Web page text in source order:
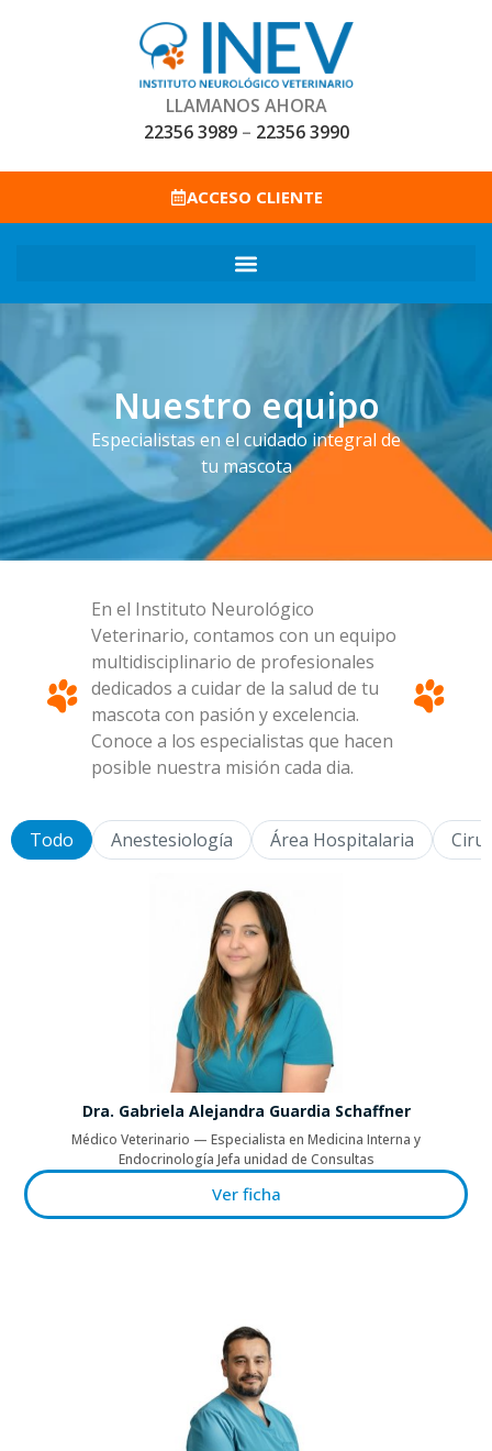
LLAMANOS AHORA
22356 3989– 22356 3990
ACCESO CLIENTE
Nuestro equipo
Especialistas en el cuidado integral de
tu mascota
En el Instituto Neurológico
Veterinario, contamos con un equipo
multidisciplinario de profesionales
dedicados a cuidar de la salud de tu
mascota con pasión y excelencia.
Conoce a los especialistas que hacen
posible nuestra misión cada dia.
Anestesiología Área Hospitalaria
Todo
Dra. Gabriela Alejandra Guardia Schaffner
Médico Veterinario — Especialista en Medicina Interna y
Endocrinología Jefa unidad de Consultas
Ver ficha